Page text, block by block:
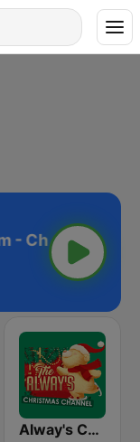
Alway's Christmas Channel